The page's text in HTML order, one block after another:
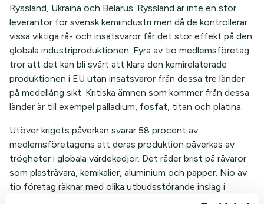
Ryssland, Ukraina och Belarus. Ryssland är inte en stor
leverantör för svensk kemiindustri men då de kontrollerar
vissa viktiga rå- och insatsvaror får det stor effekt på den
globala industriproduktionen. Fyra av tio medlemsföretag
tror att det kan bli svårt att klara den kemirelaterade
produktionen i EU utan insatsvaror från dessa tre länder
på medellång sikt. Kritiska ämnen som kommer från dessa
länder är till exempel palladium, fosfat, titan och platina.
Utöver krigets påverkan svarar 58 procent av
medlemsföretagens att deras produktion påverkas av
trögheter i globala värdekedjor. Det råder brist på råvaror
som plastråvara, kemikalier, aluminium och papper. Nio av
tio företag räknar med olika utbudsstörande inslag i